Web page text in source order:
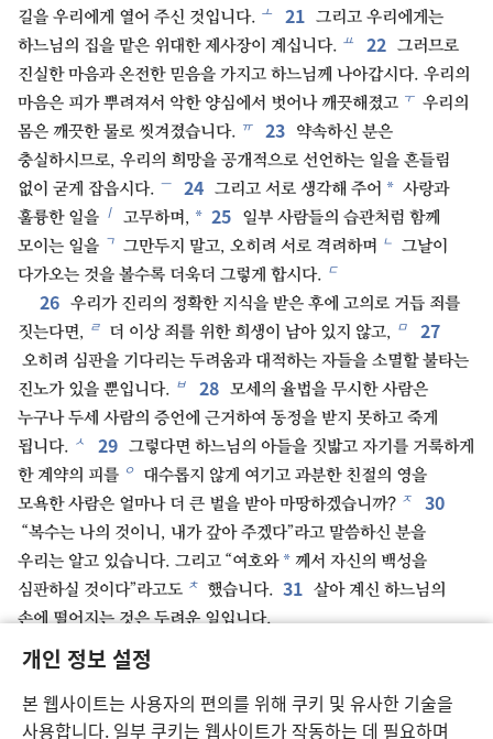
개인 정보 설정
본 웹사이트는 사용자의 편의를 위해 쿠키 및 유사한 기술을
사용합니다. 일부 쿠키는 웹사이트가 작동하는 데 필요하며
길을 우리에게 열어 주신 것입니다. ㅗ 21 그리고 우리에게는
하느님의 집을 맡은 위대한 제사장이 계십니다. ㅛ 22 그러므로
진실한 마음과 온전한 믿음을 가지고 하느님께 나아갑시다. 우리의
마음은 피가 뿌려져서 악한 양심에서 벗어나 깨끗해졌고 ㅜ 우리의
몸은 깨끗한 물로 씻겨졌습니다. ㅠ 23
약속하신 분은
충실하시므로, 우리의 희망을 공개적으로 선언하는 일을 흔들림
없이 굳게 잡읍시다. ㅡ 24 그리고 서로 생각해 주어 * 사랑과
훌륭한 일을 ㅣ 고무하며, * 25
일부 사람들의 습관처럼 함께
모이는 일을 ㄱ 그만두지 말고, 오히려 서로 격려하며 ㄴ 그날이
다가오는 것을 볼수록 더욱더 그렇게 합시다. ㄷ
26 우리가 진리의 정확한 지식을 받은 후에 고의로 거듭 죄를
짓는다면, ㄹ 더 이상 죄를 위한 희생이 남아 있지 않고, ㅁ 27
오히려 심판을 기다리는 두려움과 대적하는 자들을 소멸할 불타는
진노가 있을 뿐입니다. ㅂ 28 모세의 율법을 무시한 사람은
누구나 두세 사람의 증언에 근거하여 동정을 받지 못하고 죽게
됩니다. ㅅ 29 그렇다면 하느님의 아들을 짓밟고 자기를 거룩하게
한 계약의 피를 ㅇ 대수롭지 않게 여기고 과분한 친절의 영을
모욕한 사람은 얼마나 더 큰 벌을 받아 마땅하겠습니까? ㅈ 30
“복수는 나의 것이니, 내가 갚아 주겠다”라고 말씀하신 분을
우리는 알고 있습니다. 그리고 “여호와 * 께서 자신의 백성을
심판하실 것이다”라고도 ㅊ 했습니다. 31 살아 계신 하느님의
손에 떨어지는 것은 두려운 일입니다.
32 여러분이 빛을 받은 후에
이전의 날들을 계속 기억하십시오.
공개적으로
* 치욕과 환난을 당하기도 했고, 때로는 그러한 일을
겪고 있는 사람들과 함께하기도 *했습니다. 34 여러분은 감옥에